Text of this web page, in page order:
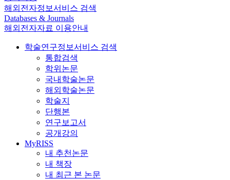
해외전자정보서비스 검색
Databases & Journals
해외전자자료 이용안내
학술연구정보서비스 검색
통합검색
학위논문
국내학술논문
해외학술논문
학술지
단행본
연구보고서
공개강의
MyRISS
내 추천논문
내 책장
내 최근 본 논문